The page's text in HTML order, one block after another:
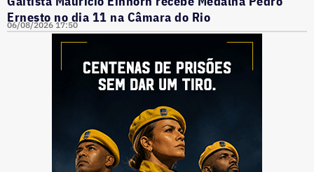
Ernesto no dia 11 na Câmara do Rio
06/08/2026 17:50